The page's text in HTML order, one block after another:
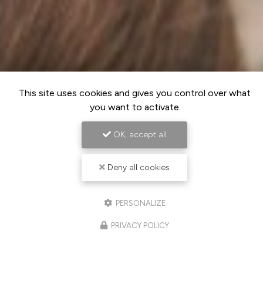
This site uses cookies and gives you control over what
you want to activate
OK, accept all
Deny all cookies
PERSONALIZE
PRIVACY POLICY